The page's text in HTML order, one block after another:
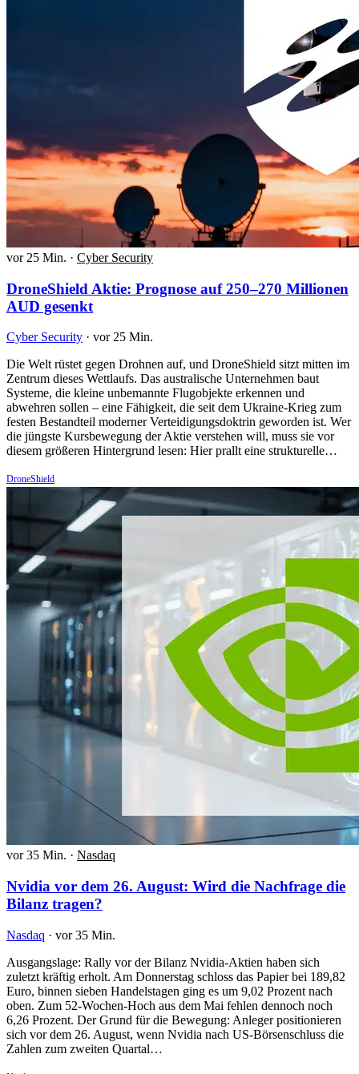
vor 25 Min. · Cyber Security
DroneShield Aktie: Prognose auf 250–270 Millionen
AUD gesenkt
Cyber Security · vor 25 Min.
Die Welt rüstet gegen Drohnen auf, und DroneShield sitzt mitten im
Zentrum dieses Wettlaufs. Das australische Unternehmen baut
Systeme, die kleine unbemannte Flugobjekte erkennen und
abwehren sollen – eine Fähigkeit, die seit dem Ukraine-Krieg zum
festen Bestandteil moderner Verteidigungsdoktrin geworden ist. Wer
die jüngste Kursbewegung der Aktie verstehen will, muss sie vor
diesem größeren Hintergrund lesen: Hier prallt eine strukturelle…
DroneShield
vor 35 Min. · Nasdaq
Nvidia vor dem 26. August: Wird die Nachfrage die
Bilanz tragen?
Nasdaq · vor 35 Min.
Ausgangslage: Rally vor der Bilanz Nvidia-Aktien haben sich
zuletzt kräftig erholt. Am Donnerstag schloss das Papier bei 189,82
Euro, binnen sieben Handelstagen ging es um 9,02 Prozent nach
oben. Zum 52-Wochen-Hoch aus dem Mai fehlen dennoch noch
6,26 Prozent. Der Grund für die Bewegung: Anleger positionieren
sich vor dem 26. August, wenn Nvidia nach US-Börsenschluss die
Zahlen zum zweiten Quartal…